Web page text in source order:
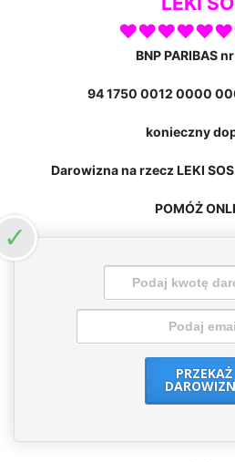
♥♥♥♥♥♥
BNP PARIBAS
94 1750 0012 0000
konieczny
Darowizna na rzecz LEKI
POMÓŻ
PRZEKAŻ